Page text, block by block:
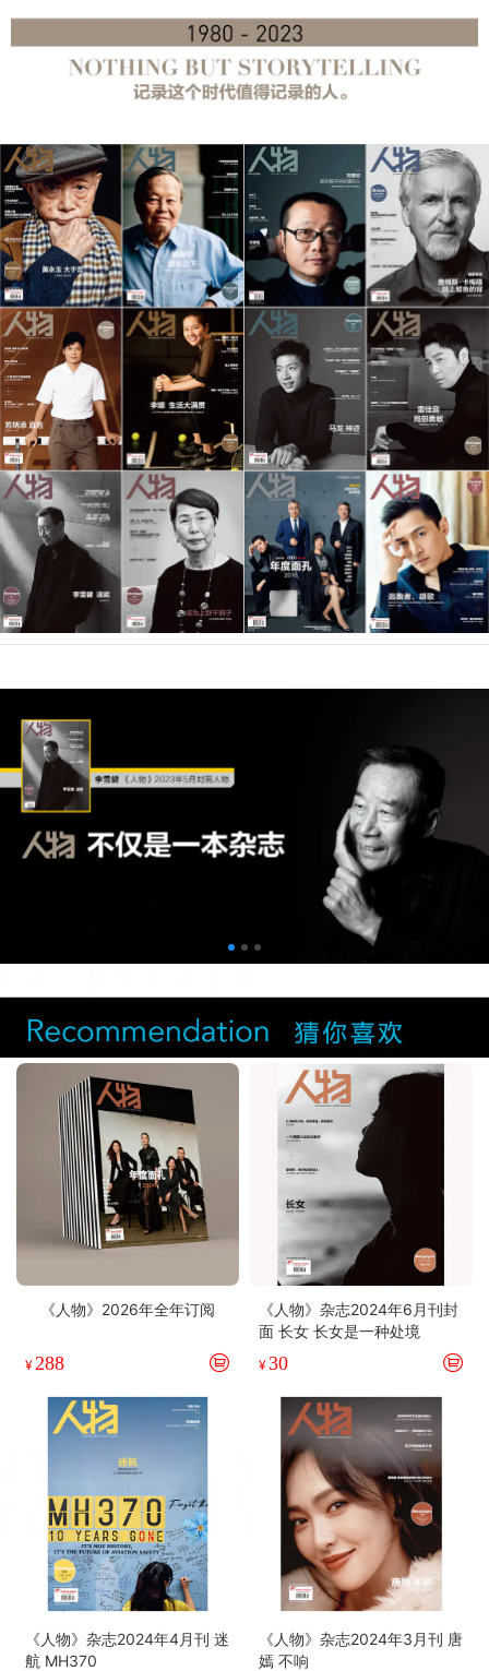
《人物》2026年全年订阅
¥288
《人物》杂志2024年6月刊封
面 长女 长女是一种处境
¥30
《人物》杂志2024年4月刊 迷
航 MH370
《人物》杂志2024年3月刊 唐
嫣 不响